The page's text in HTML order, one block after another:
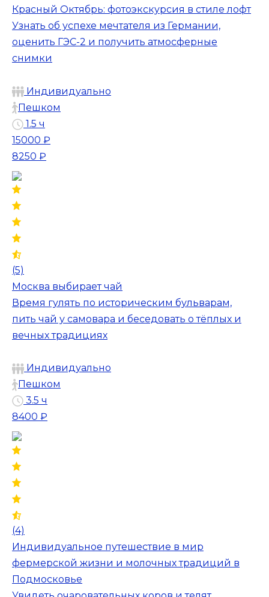
Красный Октябрь: фотоэкскурсия в стиле лофт
Узнать об успехе мечтателя из Германии,
оценить ГЭС-2 и получить атмосферные
снимки
Индивидуально
Пешком
1.5 ч
15000 ₽
8250 ₽
(5)
Москва выбирает чай
Время гулять по историческим бульварам,
пить чай у самовара и беседовать о тёплых и
вечных традициях
Индивидуально
Пешком
3.5 ч
8400 ₽
(4)
Индивидуальное путешествие в мир
фермерской жизни и молочных традиций в
Подмосковье